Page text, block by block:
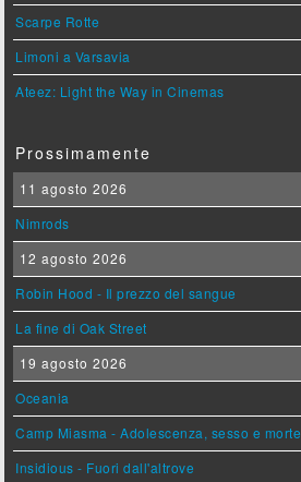
Scarpe Rotte
Limoni a Varsavia
Ateez: Light the Way in Cinemas
Prossimamente
11 agosto 2026
Nimrods
12 agosto 2026
Robin Hood - Il prezzo del sangue
La fine di Oak Street
19 agosto 2026
Oceania
Camp Miasma - Adolescenza, sesso e morte
Insidious - Fuori dall'altrove